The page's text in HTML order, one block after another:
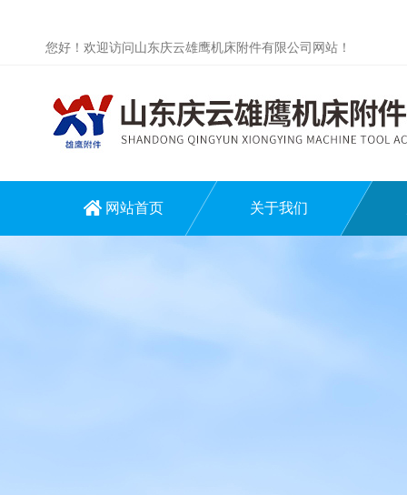
您好！欢迎访问山东庆云雄鹰机床附件有限公司网站！
网站首页 关于我们